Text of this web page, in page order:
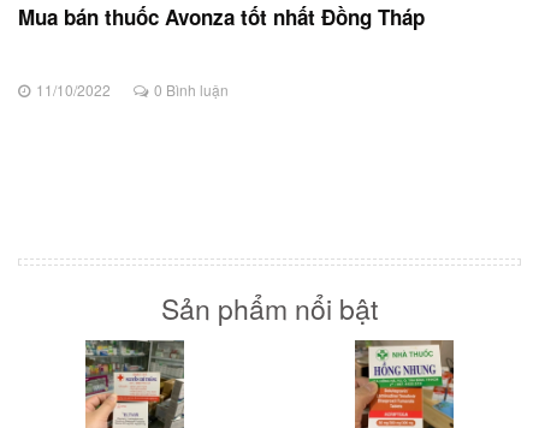
Mua bán thuốc Avonza tốt nhất Đồng Tháp
11/10/2022 0 Bình luận
Sản phẩm nổi bật